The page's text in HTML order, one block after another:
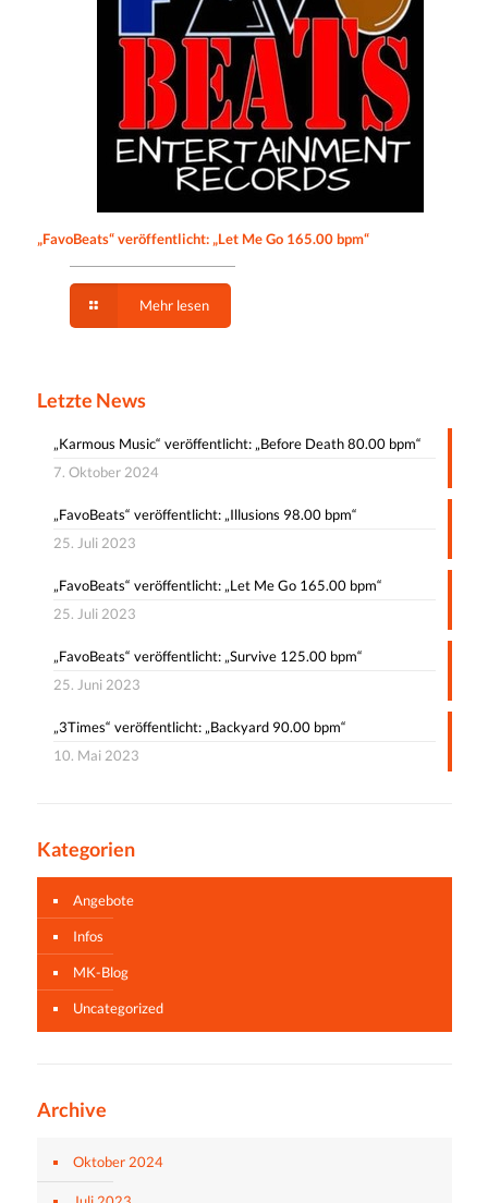
„FavoBeats“ veröffentlicht: „Let Me Go 165.00 bpm“
Mehr lesen
Letzte News
„Karmous Music“ veröffentlicht: „Before Death 80.00 bpm“
7. Oktober 2024
„FavoBeats“ veröffentlicht: „Illusions 98.00 bpm“
25. Juli 2023
„FavoBeats“ veröffentlicht: „Let Me Go 165.00 bpm“
25. Juli 2023
„FavoBeats“ veröffentlicht: „Survive 125.00 bpm“
25. Juni 2023
„3Times“ veröffentlicht: „Backyard 90.00 bpm“
10. Mai 2023
Kategorien
Angebote
Infos
MK-Blog
Uncategorized
Archive
Oktober 2024